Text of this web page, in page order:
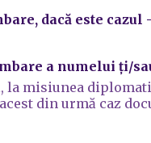
dacă este cazul
a numelui ți/
la misiunea
din urmă caz